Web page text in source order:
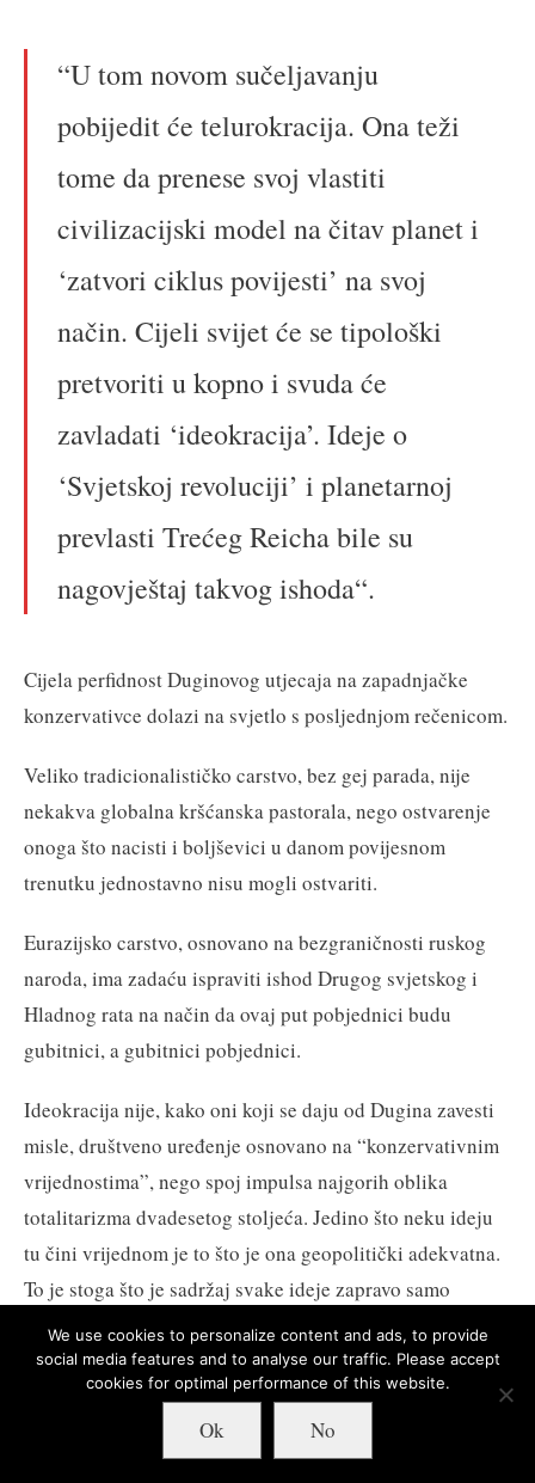
“U tom novom sučeljavanju
pobijedit će telurokracija. Ona teži
tome da prenese svoj vlastiti
civilizacijski model na čitav planet i
‘zatvori ciklus povijesti’ na svoj
način. Cijeli svijet će se tipološki
pretvoriti u kopno i svuda će
zavladati ‘ideokracija’. Ideje o
‘Svjetskoj revoluciji’ i planetarnoj
prevlasti Trećeg Reicha bile su
nagovještaj takvog ishoda“.
Cijela perfidnost Duginovog utjecaja na zapadnjačke
konzervativce dolazi na svjetlo s posljednjom rečenicom.
Veliko tradicionalističko carstvo, bez gej parada, nije
nekakva globalna kršćanska pastorala, nego ostvarenje
onoga što nacisti i boljševici u danom povijesnom
trenutku jednostavno nisu mogli ostvariti.
Eurazijsko carstvo, osnovano na bezgraničnosti ruskog
naroda, ima zadaću ispraviti ishod Drugog svjetskog i
Hladnog rata na način da ovaj put pobjednici budu
gubitnici, a gubitnici pobjednici.
Ideokracija nije, kako oni koji se daju od Dugina zavesti
misle, društveno uređenje osnovano na “konzervativnim
vrijednostima”, nego spoj impulsa najgorih oblika
totalitarizma dvadesetog stoljeća. Jedino što neku ideju
tu čini vrijednom je to što je ona geopolitički adekvatna.
To je stoga što je sadržaj svake ideje zapravo samo
geopolitički sukob i ništa više.
Otud – još jednom – ništa čudno što u Rusiji postoji čitavi
kult pravoslavnog sveca Staljina, ali i velika popularnost
Adolfa Hitlera, čije se kršenje Molotov-Ribbentrop
We use cookies to personalize content and ads, to provide
social media features and to analyse our traffic. Please accept
cookies for optimal performance of this website.
Ok No